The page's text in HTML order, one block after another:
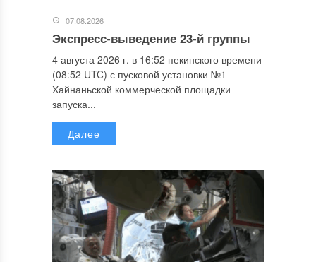
07.08.2026
Экспресс-выведение 23-й группы
4 августа 2026 г. в 16:52 пекинского времени
(08:52 UTC) с пусковой установки №1
Хайнаньской коммерческой площадки
запуска...
Далее